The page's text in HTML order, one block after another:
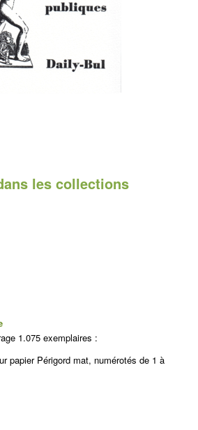
les collections
1.075 exemplaires :
papier Périgord mat, numérotés de 1 à